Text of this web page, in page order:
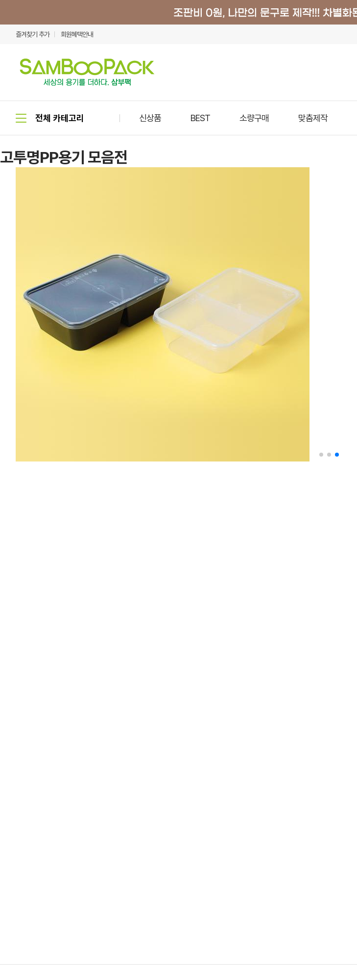
즐겨찾기 추가 회원혜택안내
신상품 BEST 소량구매 맞춤제작
고투명PP용기 모음전